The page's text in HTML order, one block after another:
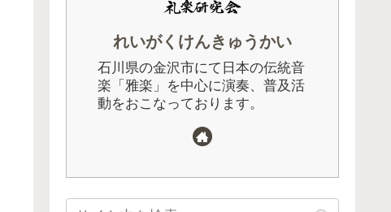
れいがくけんきゅうかい
石川県の金沢市にて日本の伝統音
楽「雅楽」を中心に演奏、普及活
動をおこなっております。